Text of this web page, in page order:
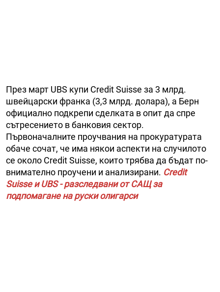
През март UBS купи Credit Suisse за 3 млрд.
швейцарски франка (3,3 млрд. долара), а Берн
официално подкрепи сделката в опит да спре
сътресението в банковия сектор.
Първоначалните проучвания на прокуратурата
обаче сочат, че има някои аспекти на случилото
се около Credit Suisse, които трябва да бъдат по-
внимателно проучени и анализирани. Credit
Suisse и UBS - разследвани от САЩ за
подпомагане на руски олигарси